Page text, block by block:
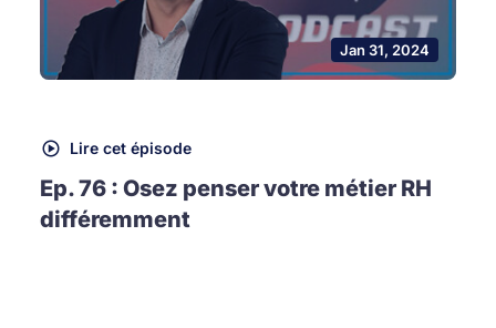
Jan 31, 2024
Lire cet épisode
Ep. 76 : Osez penser votre métier RH
différemment